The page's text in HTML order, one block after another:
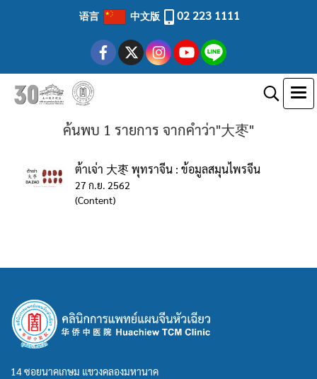
语言 中文版 02 223 1111
ค้นพบ 1 รายการ จากคำว่า"大枣"
ต้าเจ่า 大枣 พุทราจีน : ข้อมูลสมุนไพรจีน
27 ก.ย. 2562
(Content)
14 ซอยนาคเกษม แขวงคลองมหานาค